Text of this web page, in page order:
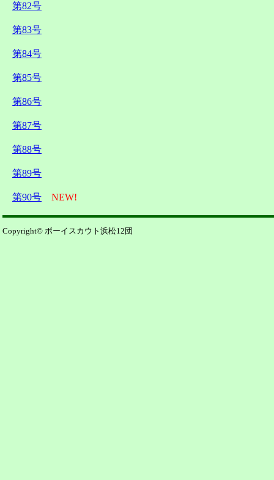
第82号
第83号
第84号
第85号
第86号
第87号
第88号
第89号
第90号 NEW!
Copyright© ボーイスカウト浜松12団